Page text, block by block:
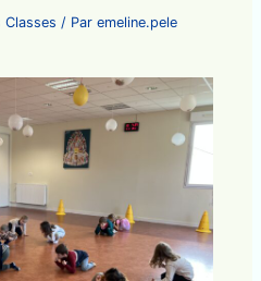
Classes / Paremeline.pele